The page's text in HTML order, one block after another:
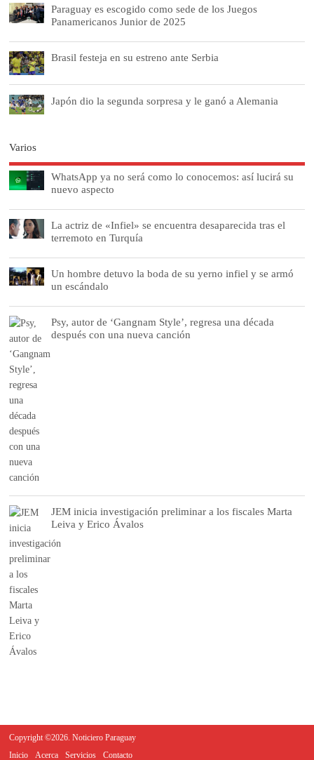
Paraguay es escogido como sede de los Juegos
Panamericanos Junior de 2025
Brasil festeja en su estreno ante Serbia
Japón dio la segunda sorpresa y le ganó a Alemania
Varios
WhatsApp ya no será como lo conocemos: así lucirá su
nuevo aspecto
La actriz de «Infiel» se encuentra desaparecida tras el
terremoto en Turquía
Un hombre detuvo la boda de su yerno infiel y se armó
un escándalo
Psy, autor de ‘Gangnam Style’, regresa una década
después con una nueva canción
JEM inicia investigación preliminar a los fiscales Marta
Leiva y Erico Ávalos
Copyright ©2026. Noticiero Paraguay
Inicio
Acerca Servicios Contacto